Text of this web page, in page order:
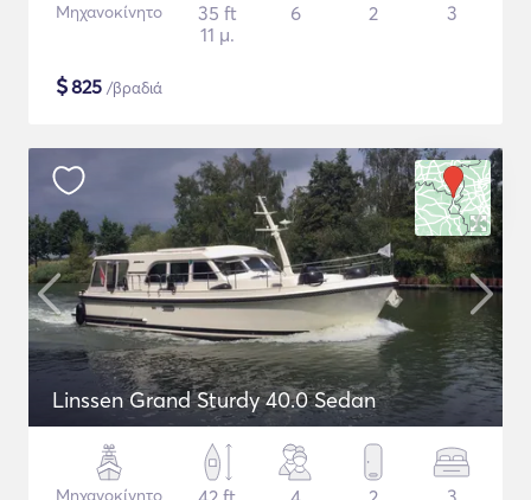
Μηχανοκίνητο
35 ft
11 μ.
6 2 3
$825 /βραδιά
Linssen Grand Sturdy 40.0 Sedan
Μηχανοκίνητο